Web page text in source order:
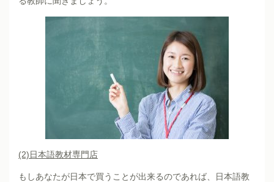
(2)日本語教材専門店
もしあなたが日本で買うことが出来るのであれば、日本語教